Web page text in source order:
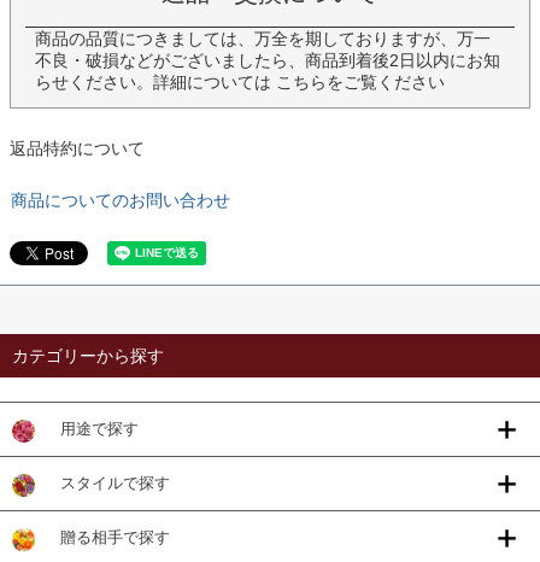
商品の品質につきましては、万全を期しておりますが、万一
不良・破損などがございましたら、商品到着後2日以内にお知
らせください。詳細については こちらをご覧ください
返品特約について
商品についてのお問い合わせ
カテゴリーから探す
用途で探す
スタイルで探す
贈る相手で探す